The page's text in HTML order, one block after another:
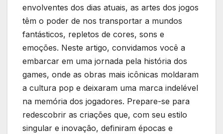
envolventes dos dias atuais, as artes dos ⁣jogos
têm o poder de nos transportar a mundos
fantásticos,⁤ repletos de cores, ⁣sons e‌
emoções. Neste artigo,⁤ convidamos você a
embarcar em uma jornada pela história dos‌
games, onde as obras mais icônicas moldaram
a cultura pop e deixaram‍ uma marca‌ indelével
na memória⁤ dos jogadores. Prepare-se‍ para
redescobrir as criações que,‌ com seu estilo​
singular e⁢ inovação, ‌definiram épocas e